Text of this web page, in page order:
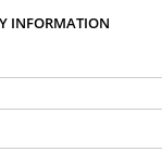
INFORMATION